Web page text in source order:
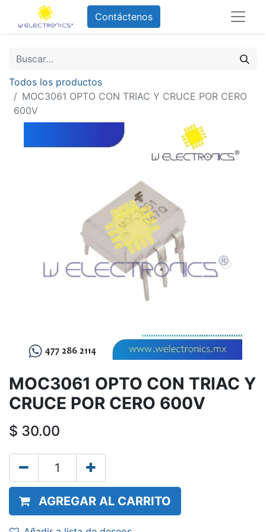
Contáctenos
Todos los productos
MOC3061 OPTO CON TRIAC Y CRUCE POR CERO
600V
MOC3061 OPTO CON TRIAC Y
CRUCE POR CERO 600V
$ 30.00
AGREGAR AL CARRITO